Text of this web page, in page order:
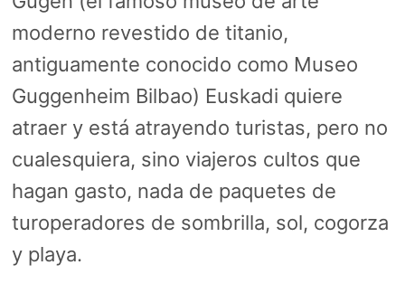
moderno revestido de titanio,
antiguamente conocido como Museo
Guggenheim Bilbao) Euskadi quiere
atraer y está atrayendo turistas, pero no
cualesquiera, sino viajeros cultos que
hagan gasto, nada de paquetes de
turoperadores de sombrilla, sol, cogorza
y playa.